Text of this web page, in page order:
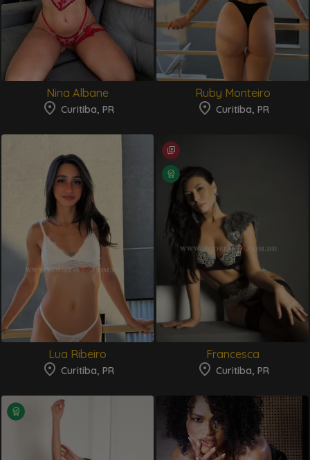
Nina Albane
Curitiba, PR
Ruby Monteiro
Curitiba, PR
Lua Ribeiro
Curitiba, PR
Francesca
Curitiba, PR